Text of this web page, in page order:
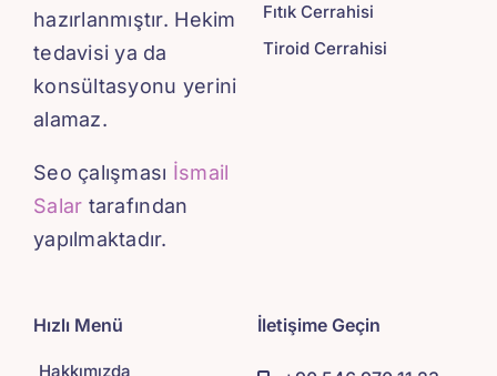
hazırlanmıştır. Hekim
tedavisi ya da
konsültasyonu yerini
alamaz.
Seo çalışması İsmail
Salar tarafından
yapılmaktadır.
Fıtık Cerrahisi
Tiroid Cerrahisi
Hızlı Menü
Hakkımızda
İletişime Geçin